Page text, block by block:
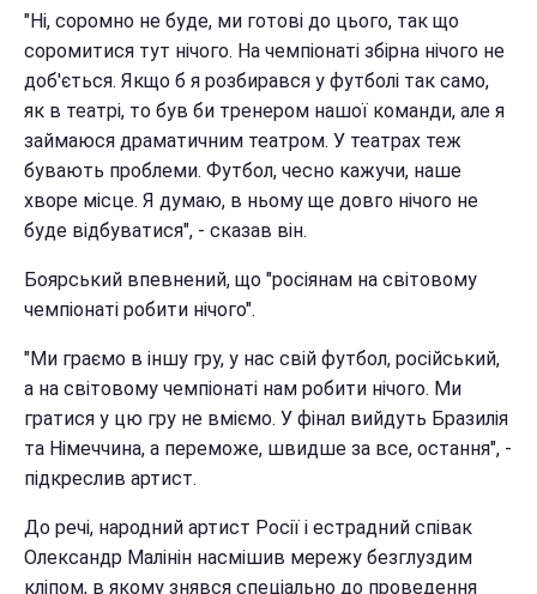
"Ні, соромно не буде, ми готові до цього, так що
соромитися тут нічого. На чемпіонаті збірна нічого не
доб'ється. Якщо б я розбирався у футболі так само,
як в театрі, то був би тренером нашої команди, але я
займаюся драматичним театром. У театрах теж
бувають проблеми. Футбол, чесно кажучи, наше
хворе місце. Я думаю, в ньому ще довго нічого не
буде відбуватися", - сказав він.
Боярський впевнений, що "росіянам на світовому
чемпіонаті робити нічого".
"Ми граємо в іншу гру, у нас свій футбол, російський,
а на світовому чемпіонаті нам робити нічого. Ми
гратися у цю гру не вміємо. У фінал вийдуть Бразилія
та Німеччина, а переможе, швидше за все, остання", -
підкреслив артист.
До речі, народний артист Росії і естрадний співак
Олександр Малінін насмішив мережу безглуздим
кліпом, в якому знявся спеціально до проведення